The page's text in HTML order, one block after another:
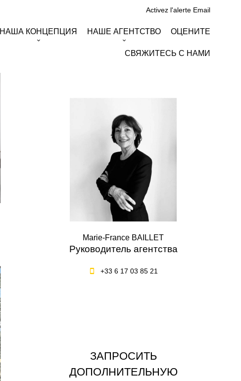
Activez l'alerte Email
НАША КОНЦЕПЦИЯ НАШЕ АГЕНТСТВО ОЦЕНИТЕ
СВЯЖИТЕСЬ С НАМИ
Marie-France BAILLET
Руководитель агентства
+33 6 17 03 85 21
ЗАПРОСИТЬ
ДОПОЛНИТЕЛЬНУЮ